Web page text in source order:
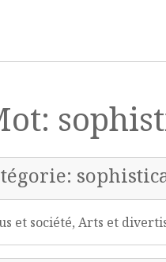
et société, Arts et